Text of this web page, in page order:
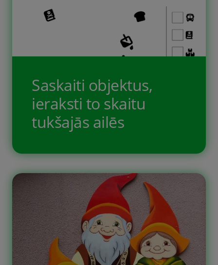
Saskaiti objektus,
ieraksti to skaitu
tukšajās ailēs
Bezmaksas drukājams uzdevums
bērniem. Šajā uzdevumā bērniem ir
jāsaskaita dažādi objekti un to skaits
ir jāieraksta tukšajās ailēs. Desmit
bezmaksas printējamas darba lapas,